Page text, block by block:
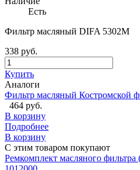
Есть
Фильтр масляный DIFA 5302M
338 руб.
Купить
Аналоги
Фильтр масляный Костромской
464 руб.
В корзину
Подробнее
В корзину
С этим товаром покупают
Ремкомплект масляного